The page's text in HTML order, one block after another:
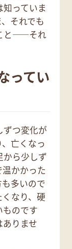
っていま
それでも
と——それ
ってい
ずつ変化が
亡くなっ
から少しず
かかった
多いので
なり、硬
ものです
りませ